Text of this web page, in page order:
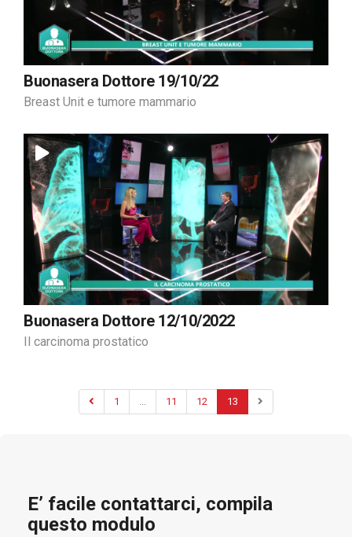
Buonasera Dottore 19/10/22
Breast Unit e tumore mammario
Buonasera Dottore 12/10/2022
Il carcinoma prostatico
1 ... 11 12 13
E’ facile contattarci, compila
questo modulo